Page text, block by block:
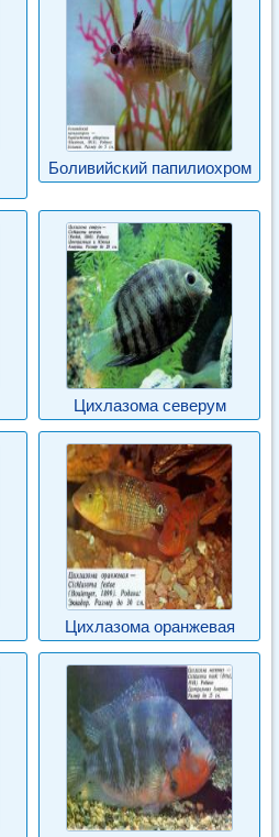
Боливийский папилиохром
Цихлазома северум
Цихлазома оранжевая